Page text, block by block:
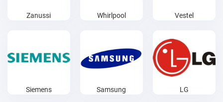
Zanussi Whirlpool Vestel
Siemens Samsung LG